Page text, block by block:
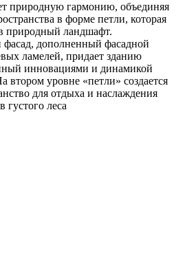
природную гармонию, объединяя
в форме петли, которая
природный ландшафт.
дополненный фасадной
ламелей, придает зданию
инновациями и динамикой
втором уровне «петли» создается
для отдыха и наслаждения
густого леса